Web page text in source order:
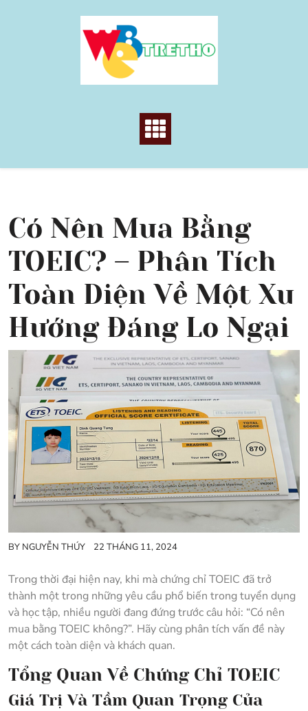
Có Nên Mua Bằng
TOEIC? – Phân Tích
Toàn Diện Về Một Xu
Hướng Đáng Lo Ngại
BY NGUYỄN THÚY 22 THÁNG 11, 2024
Trong thời đại hiện nay, khi mà chứng chỉ TOEIC đã trở
thành một trong những yêu cầu phổ biến trong tuyển dụng
và học tập, nhiều người đang đứng trước câu hỏi: “Có nên
mua bằng TOEIC không?”. Hãy cùng phân tích vấn đề này
một cách toàn diện và khách quan.
Tổng Quan Về Chứng Chỉ TOEIC
Giá Trị Và Tầm Quan Trọng Của